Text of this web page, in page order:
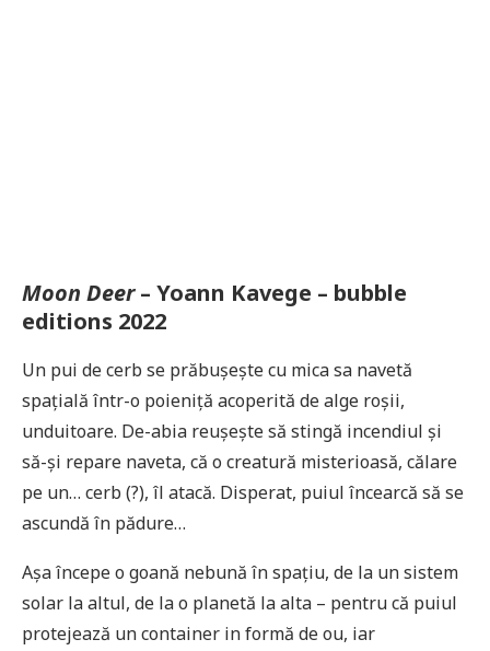
Moon Deer– Yoann Kavege – bubble
editions 2022
Un pui de cerb se prăbușește cu mica sa navetă
spațială într-o poieniță acoperită de alge roșii,
unduitoare. De-abia reușește să stingă incendiul și
să-și repare naveta, că o creatură misterioasă, călare
pe un… cerb (?), îl atacă. Disperat, puiul încearcă să se
ascundă în pădure…
Așa începe o goană nebună în spațiu, de la un sistem
solar la altul, de la o planetă la alta – pentru că puiul
protejează un container in formă de ou, iar